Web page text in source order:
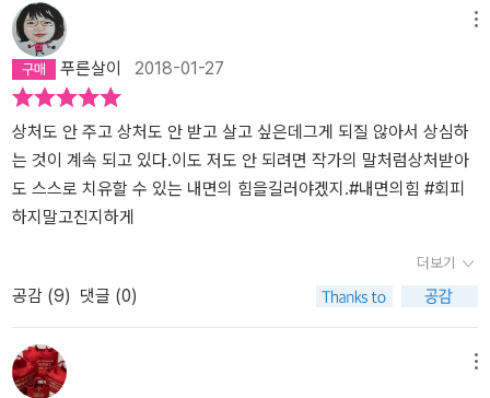
다. 이제 그의 정치 실험적 역정은 '직업으로서의 정치가'를 내려놓았
다고 선포하였다. 그러면 다른 말로 '직업적이 아닌' 일반 시민으로서
의 정치는 멈춤이 아닐 것이다. 그러니까 '일반 시민으로서의 정치'는
계속 되어만 할 것이고 보면, 여하튼 일반 시민으로서의 정치라는 게
별 것도 없다. 선거일 되어서 투표하고 일반 시민으로서의 정치적인
견해를 피력하는 정도는 누구나 다 국민이라면 할 수 있는 그런 권리
까지 내려놓았다는 말은 아닌 것으로 받아들여졌다. 그의 정치적인
노하우는 결코 사장되어 버려서는 안될 소중한 정치적인 자산인 것은
서로 오버랩되었던 해석에서도 흥분이 되었다. 그는 은퇴하면서 책을
출간한다는 소문을 듣고 책이 나오기 전부터 주문을 넣고 기다렸다.
마치 블랙버스터급 영화의 예고편을 보고 기다리 듯이, 고대하던 주
말 드라마를 기다리듯이 책이 빨리 나오기를 기다리는 독자의 심정으
로 책을 기다렸다. 기다리면서 그의 이미지에 대한 첫 생각이 백바지
에 잘 적응할 뿐이었다. 그러나 대학생 유시민을 맞이한 것은 서슬 퍼
런 박정희 정권과 뒤이은 전두환 정권이었다. 시대의 야만이 도전했
고 그는 맞섰다. 나는 내가 좋아하는 것을 들고 능동적으로 세상과 부
딪치지 못했다. 번민하면서 주저하는 내게, 세상이 먼저 부딪쳐 왔다.
세상은 나더러 체념하거나 굴복하라고 했고, 나는 거절하고 저항했을
뿐이다. 부당한 강요에 굴복하면 삶이 너무 비천해질 것 같았다. 그래
서 최소한의 인간적 존엄과 품격을 지키려고 발버둥 쳤다. 성년이 된
이후 오랫동안 내 삶을 지배한 감정은 기쁨이나 즐거움이 아니었다.
쪽)독방에서 미농지 넉 장에 먹지를 대고 써내려간, 그 유명한 '유시
민의 항소이유서'(1985)엔 그러한 분노와 슬픔의 정서가 추동한 명
문(明文)과 미문(美文)으로 가득하다. 우리가 기억하는 유시민의 모
습도 그즈음에 있다. 결기 어린 문장들, 분노하는 지식인, 그리고 정치
인 유시민. 하지만 오늘 유시민은, 그런 과거 자신의 삶이 행복하지 않
읽기가 수월하다. 대신 진중권 교수의 서적은 생각을 깊이 하면서 봐
야 한다. 그나마 다행인 게 나도 독설적이고, ‘모두 까기의 달인’의 그
모습을 좋아한다. 예전에 본 서적 중에서 <프랑크푸르트학파의 테제
들>에서 아도르노 편을 읽으면서 많은 부분을 진중권 교수에게 느꼈
다. 진정한 자유란 이원화의 흑백논리에서 네 편과 내 편을 벗어나야
만 진정한 자유가 있다고 했다. 우리나라에서 이분법적 사고로 살아
가지 않으면 이방인 내지 외톨이로 만들어버리는 군중심리의 무서움
에서 진정한 자유란 무엇인가?
금을 다시 생각하게 된다. 그런 점에서 유시민의 인생은 언제나 만인
대 만인의 투쟁보단 그 만인 대 만인의 투쟁에 대한 투쟁이라고 봤다.
그 점에서 김어준의 경우는 만인 대 만인 사이에 만인이라면 진중권
교수와 유시민의 경우 그 만인 대 만인의 투쟁에 대한 투쟁일 것이다.
생각해보자. ‘모두 까기의 달인’과 언제나 제3선택지를 고른 자의 운
푸른살이 2018-01-27
상처도 안 주고 상처도 안 받고 살고 싶은데그게 되질 않아서 상심하
는 것이 계속 되고 있다.이도 저도 안 되려면 작가의 말처럼상처받아
도 스스로 치유할 수 있는 내면의 힘을길러야겠지.#내면의힘 #회피
하지말고진지하게
더보기
공감 (9) 댓글 (0)